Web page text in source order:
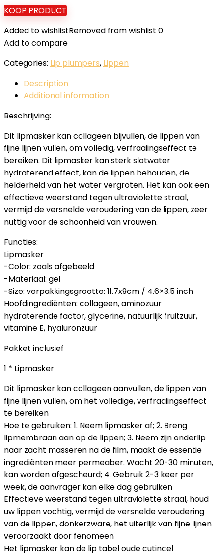
KOOP PRODUCT
Added to wishlistRemoved from wishlist 0
Add to compare
Categories: Lip plumpers, Lippen
Description
Additional information
Beschrijving:
Dit lipmasker kan collageen bijvullen, de lippen van
fijne lijnen vullen, om volledig, verfraaiingseffect te
bereiken. Dit lipmasker kan sterk slotwater
hydraterend effect, kan de lippen behouden, de
helderheid van het water vergroten. Het kan ook een
effectieve weerstand tegen ultraviolette straal,
vermijd de versnelde veroudering van de lippen, zeer
nuttig voor de schoonheid van vrouwen.
Functies:
Lipmasker
-Color: zoals afgebeeld
-Materiaal: gel
-Size: verpakkingsgrootte: 11.7x9cm / 4.6×3.5 inch
Hoofdingrediënten: collageen, aminozuur
hydraterende factor, glycerine, natuurlijk fruitzuur,
vitamine E, hyaluronzuur
Pakket inclusief
1 * Lipmasker
Dit lipmasker kan collageen aanvullen, de lippen van
fijne lijnen vullen, om het volledige, verfraaiingseffect
te bereiken
Hoe te gebruiken: 1. Neem lipmasker af; 2. Breng
lipmembraan aan op de lippen; 3. Neem zijn onderlip
naar zacht masseren na de film, maakt de essentie
ingrediënten meer permeaber. Wacht 20-30 minuten,
kan worden afgescheurd; 4. Gebruik 2-3 keer per
week, de aanvrager kan elke dag gebruiken
Effectieve weerstand tegen ultraviolette straal, houd
uw lippen vochtig, vermijd de versnelde veroudering
van de lippen, donkerzware, het uiterlijk van fijne lijnen
veroorzaakt door fenomeen
Het lipmasker kan de lip tabel oude cutincel